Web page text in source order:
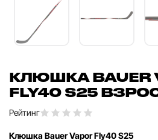
КЛЮШКА BAUER
FLY40 S25
Рейтинг
Клюшка Bauer Vapor Fly40 S25